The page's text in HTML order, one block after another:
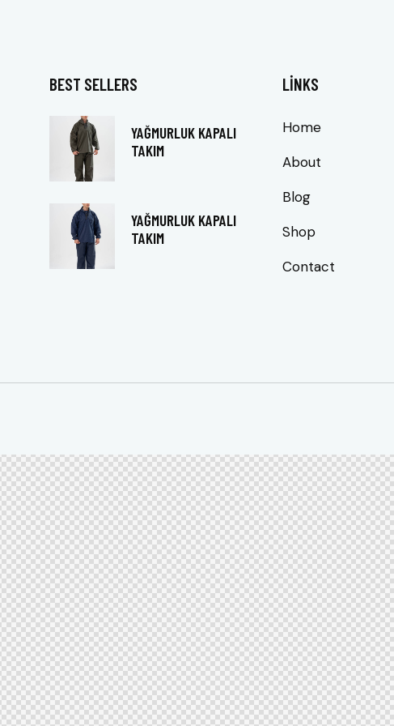
BEST SELLERS
YAĞMURLUK KAPALI
TAKIM
YAĞMURLUK KAPALI
TAKIM
LINKS
Home
About
Blog
Shop
Contact